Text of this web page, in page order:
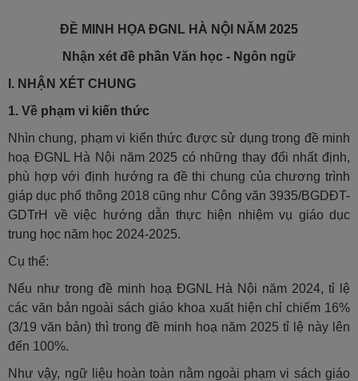
ĐỀ MINH HỌA ĐGNL HÀ NỘI NĂM 2025
Nhận xét đề phần Văn học - Ngôn ngữ
I. NHẬN XÉT CHUNG
1. Về phạm vi kiến thức
Nhìn chung, phạm vi kiến thức được sử dụng trong đề minh
hoạ ĐGNL Hà Nội năm 2025 có những thay đổi nhất định,
phù hợp với định hướng ra đề thi chung của chương trình
giáp dục phổ thông 2018 cũng như Công văn 3935/BGDĐT-
GDTrH về việc hướng dẫn thực hiện nhiệm vụ giáo dục
trung học năm học 2024-2025.
Cụ thể:
Nếu như trong đề minh hoạ ĐGNL Hà Nội năm 2024, tỉ lệ
các văn bản ngoài sách giáo khoa xuất hiện chỉ chiếm 16%
(3/19 văn bản) thì trong đề minh hoạ năm 2025 tỉ lệ này lên
đến 100%.
Như vậy, ngữ liệu hoàn toàn nằm ngoài phạm vi sách giáo